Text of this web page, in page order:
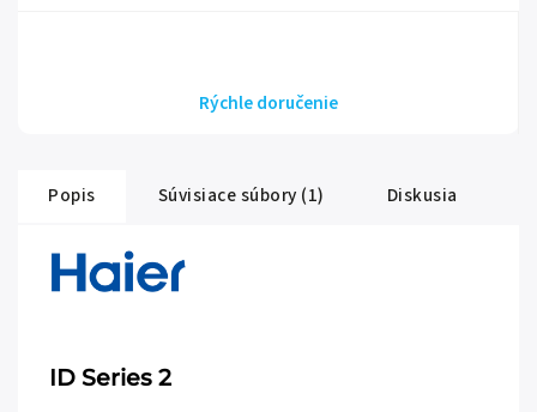
Rýchle doručenie
Popis Súvisiace súbory (1) Diskusia
ID Series 2